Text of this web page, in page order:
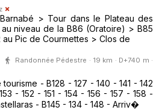
> Tour dans le Plateau des
niveau de la B86 (Oratoire) > B85
Pic de Courmettes > Clos de
Randonnée Pédestre · 19 km · D+740 m ·
- B128 - 127 - 140 - 141 - 142
- 152 - 151 - 154 - 156 - 157 - 158 -
- B145 - 134 - 148 - Arriv�